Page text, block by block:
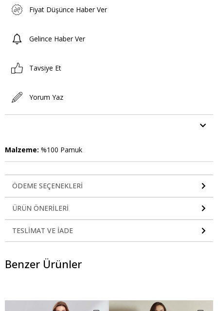
Fiyat Düşünce Haber Ver
Gelince Haber Ver
Tavsiye Et
Yorum Yaz
Malzeme: %100 Pamuk
ÖDEME SEÇENEKLERI
ÜRÜN ÖNERILERI
TESLIMAT VE İADE
Benzer Ürünler